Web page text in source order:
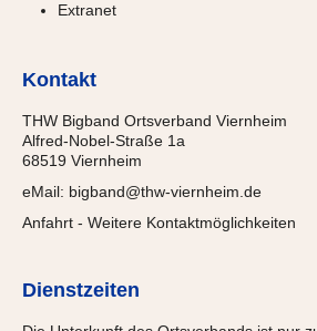
Extranet
Kontakt
THW Bigband Ortsverband Viernheim
Alfred-Nobel-Straße 1a
68519 Viernheim
eMail: bigband@thw-viernheim.de
Anfahrt - Weitere Kontaktmöglichkeiten
Dienstzeiten